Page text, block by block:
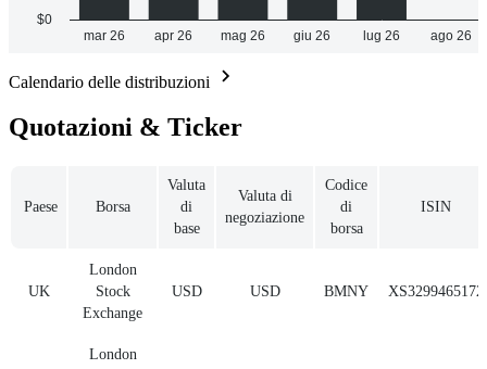
Calendario delle distribuzioni
Quotazioni & Ticker
Paese Borsa
Valuta
di
base
Valuta di
negoziazione
Codice
di
borsa
ISIN
UK
London
Stock
Exchange
USD USD BMNY XS3299465172
London